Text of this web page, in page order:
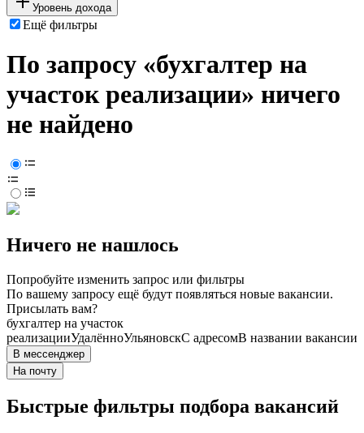
Уровень дохода
Ещё фильтры
По запросу «бухгалтер на
участок реализации» ничего
не найдено
Ничего не нашлось
Попробуйте изменить запрос или фильтры
По вашему запросу ещё будут появляться новые вакансии.
Присылать вам?
бухгалтер на участок
реализацииУдалённоУльяновскС адресомВ названии вакансии
В мессенджер
На почту
Быстрые фильтры подбора вакансий